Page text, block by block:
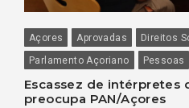
Açores Aprovadas Direitos
Parlamento Açoriano
Pessoas
Escassez de intérpretes
preocupa PAN/Açores